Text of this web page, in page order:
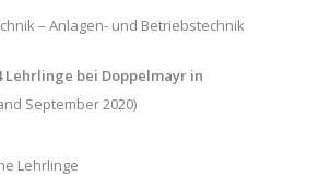
– Anlagen- und Betriebstechnik
Lehrlinge bei Doppelmayr in
September 2020)
Lehrlinge